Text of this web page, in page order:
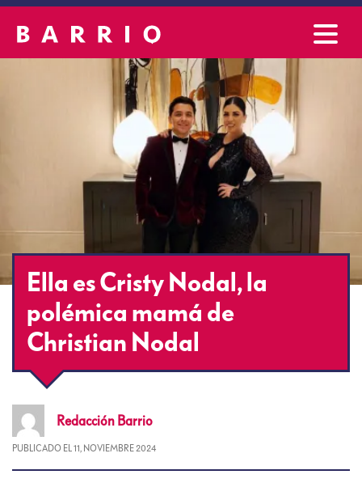
Ella es Cristy Nodal, la
polémica mamá de
Christian Nodal
Redacción Barrio
PUBLICADO EL 11, NOVIEMBRE 2024